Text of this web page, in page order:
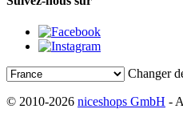
Changer
© 2010-2026 niceshops GmbH -